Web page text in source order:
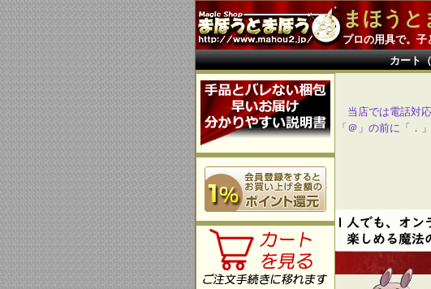
まほうと
プロの用具で。
カート
当店では電話対
「＠」の前に「．